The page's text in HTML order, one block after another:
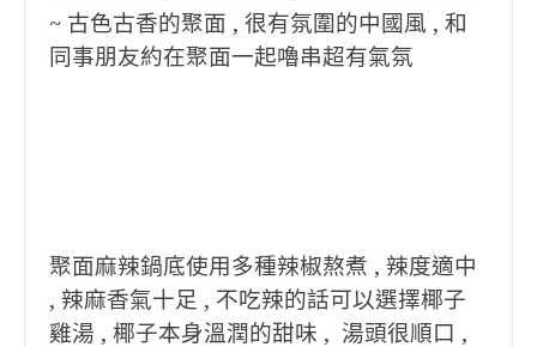
~ 古色古香的聚面 , 很有氛圍的中國風 , 和
同事朋友約在聚面一起嚕串超有氣氛
聚面麻辣鍋底使用多種辣椒熬煮 , 辣度適中
, 辣麻香氣十足 , 不吃辣的話可以選擇椰子
雞湯 , 椰子本身溫潤的甜味 , 湯頭很順口 ,